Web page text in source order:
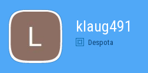
klaug491
Despota